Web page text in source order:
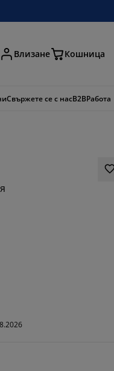
Влизане Кошница
Свържете се с насB2BРабота